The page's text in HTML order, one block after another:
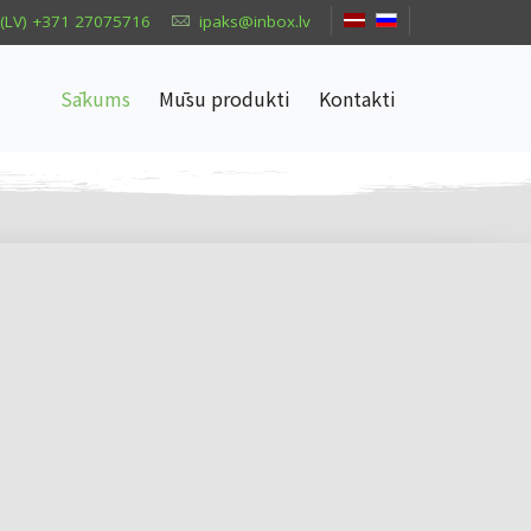
(LV) +371 27075716 ipaks@inbox.lv
Sākums Mūsu produkti Kontakti